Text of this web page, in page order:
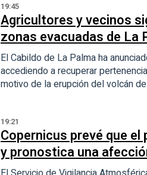
19:45
Agricultores y vecinos
zonas evacuadas de La
El Cabildo de La Palma ha
accediendo a recuperar
motivo de la erupción del volcán
19:21
Copernicus prevé que
y pronostica una